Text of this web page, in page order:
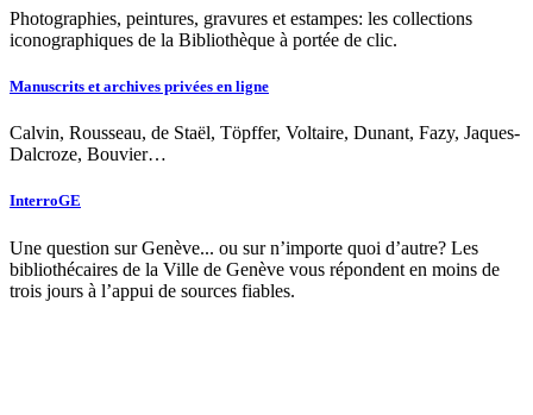
Photographies, peintures, gravures et estampes: les collections
iconographiques de la Bibliothèque à portée de clic.
Manuscrits et archives privées en ligne
Calvin, Rousseau, de Staël, Töpffer, Voltaire, Dunant, Fazy, Jaques-
Dalcroze, Bouvier…
InterroGE
Une question sur Genève... ou sur n’importe quoi d’autre? Les
bibliothécaires de la Ville de Genève vous répondent en moins de
trois jours à l’appui de sources fiables.